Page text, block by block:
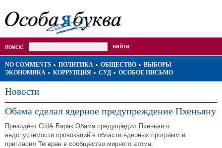
поиск:
NO COMMENTS ПОЛИТИКА ОБЩЕСТВО
ВЫБОРЫ
ЭКОНОМИКА
КОРРУПЦИЯ СУД ОСОБОЕ ПИСЬМО
Новости
Обама сделал ядерное предупреждение Пхеньяну
Президент США Барак Обама предупредил Пхеньян о
недопустимости провокаций в области ядерных программ и
пригласил Тегеран в сообщество мирного атома.